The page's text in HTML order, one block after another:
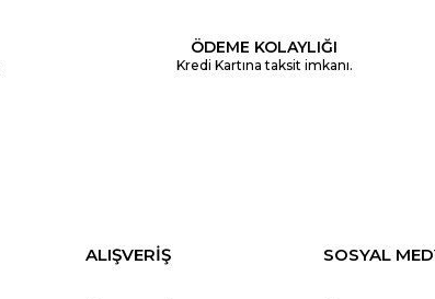
ÖDEME KOLAYLIĞI
Kredi Kartına taksit imkanı.
ALIŞVERİŞ SOSYAL